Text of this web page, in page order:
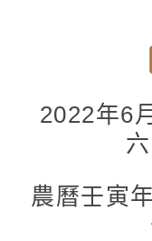
2022年6
農曆壬寅